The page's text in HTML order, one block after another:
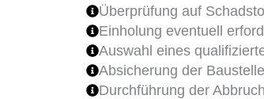
Überprüfung auf
Einholung eventuell
Auswahl eines
Absicherung der
Durchführung der